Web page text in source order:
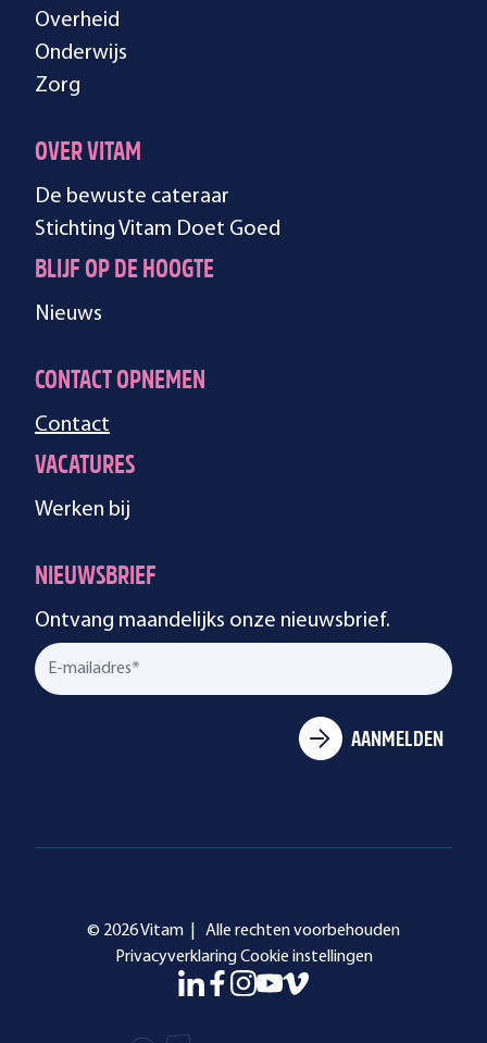
Overheid
Onderwijs
Zorg
OVER VITAM
De bewuste cateraar
Stichting Vitam Doet Goed
BLIJF OP DE HOOGTE
Nieuws
CONTACT OPNEMEN
Contact
VACATURES
Werken bij
NIEUWSBRIEF
Ontvang maandelijks onze nieuwsbrief.
© 2026 Vitam |
Alle rechten voorbehouden
Privacyverklaring Cookie instellingen